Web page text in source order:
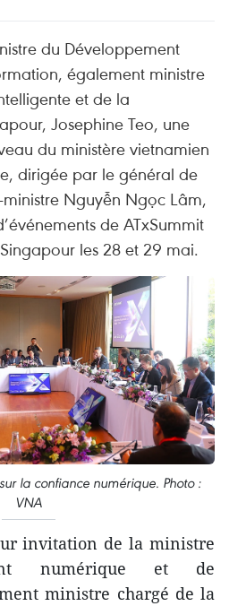
du Développement
également ministre
et de la
Josephine Teo, une
du ministère vietnamien
dirigée par le général de
Nguyễn Ngọc Lâm,
de ATxSummit
les 28 et 29 mai.
la confiance numérique. Photo :
VNA
invitation de la ministre
numérique et de
ministre chargé de la